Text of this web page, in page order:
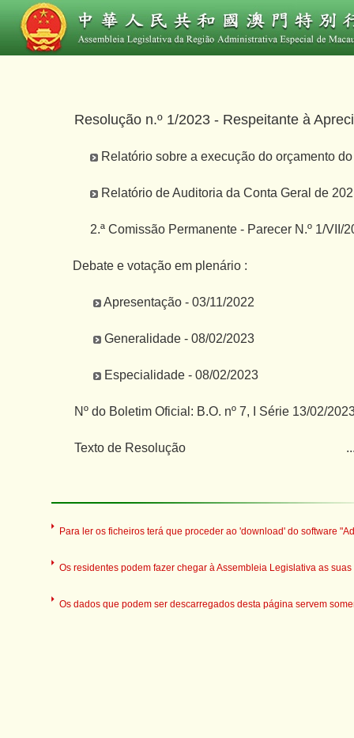
Resolução n.º 1/2023 - Respeitante à
Relatório sobre a execução do orçamento
Relatório de Auditoria da Conta Geral de
2.ª Comissão Permanente - Parecer N.º 1/VII/
Debate e votação em plenário :
Apresentação - 03/11/2022
Generalidade - 08/02/2023
Especialidade - 08/02/2023
Nº do Boletim Oficial: B.O. nº 7, I Série 13/02/
Texto de Resolução
Para ler os ficheiros terá que proceder ao 'download' do software "A
Os residentes podem fazer chegar à Assembleia Legislativa as
Os dados que podem ser descarregados desta página servem